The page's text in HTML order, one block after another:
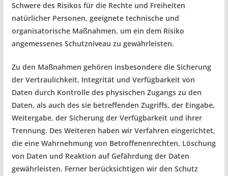
Schwere des Risikos für die Rechte und Freiheiten
natürlicher Personen, geeignete technische und
organisatorische Maßnahmen, um ein dem Risiko
angemessenes Schutzniveau zu gewährleisten.
Zu den Maßnahmen gehören insbesondere die Sicherung
der Vertraulichkeit, Integrität und Verfügbarkeit von
Daten durch Kontrolle des physischen Zugangs zu den
Daten, als auch des sie betreffenden Zugriffs, der Eingabe,
Weitergabe, der Sicherung der Verfügbarkeit und ihrer
Trennung. Des Weiteren haben wir Verfahren eingerichtet,
die eine Wahrnehmung von Betroffenenrechten, Löschung
von Daten und Reaktion auf Gefährdung der Daten
gewährleisten. Ferner berücksichtigen wir den Schutz